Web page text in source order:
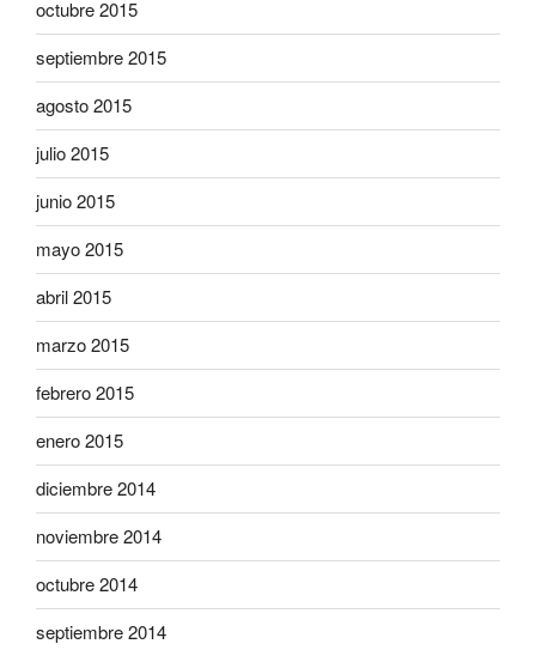
octubre 2015
septiembre 2015
agosto 2015
julio 2015
junio 2015
mayo 2015
abril 2015
marzo 2015
febrero 2015
enero 2015
diciembre 2014
noviembre 2014
octubre 2014
septiembre 2014